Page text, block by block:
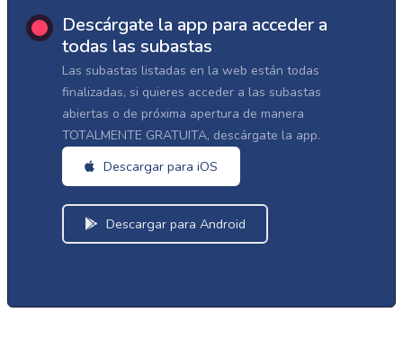
Descárgate la app para acceder a
todas las subastas
Las subastas listadas en la web están todas
finalizadas, si quieres acceder a las subastas
abiertas o de próxima apertura de manera
TOTALMENTE GRATUITA, descárgate la app.
Descargar para iOS
Descargar para Android